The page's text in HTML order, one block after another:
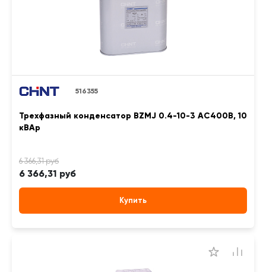
516355
Трехфазный конденсатор BZMJ 0.4-10-3 АС400В, 10
кВАр
6 366,31 руб
Купить